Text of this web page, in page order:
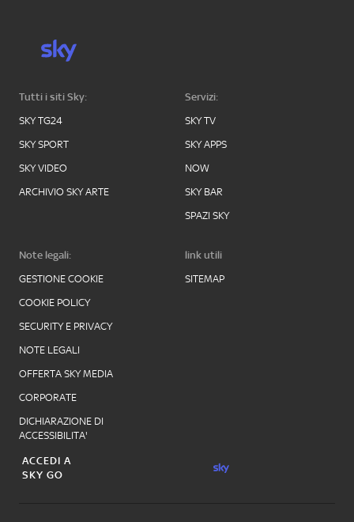
Tutti i siti Sky:
SKY TG24
SKY SPORT
SKY VIDEO
ARCHIVIO SKY ARTE
Servizi:
SKY TV
SKY APPS
NOW
SKY BAR
SPAZI SKY
Note legali:
GESTIONE COOKIE
COOKIE POLICY
SECURITY E PRIVACY
NOTE LEGALI
OFFERTA SKY MEDIA
CORPORATE
DICHIARAZIONE DI
ACCESSIBILITA'
link utili
SITEMAP
ACCEDI A
SKY GO